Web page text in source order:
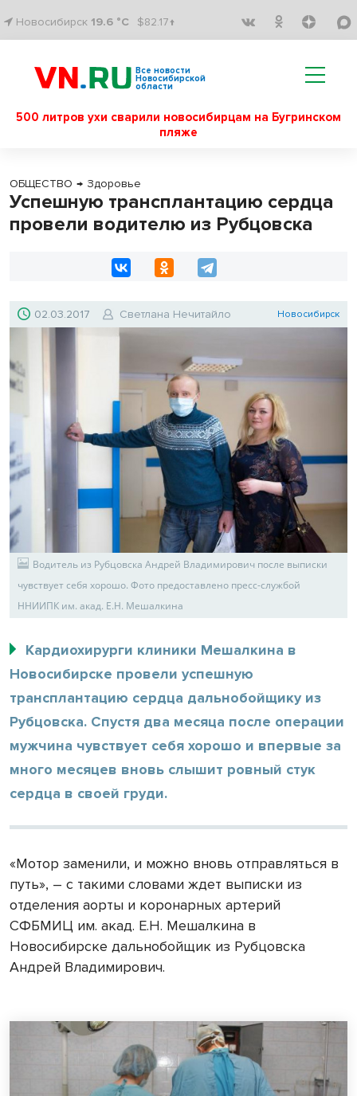
Новосибирск 19.6 °C $82.17↑
Все новости
Новосибирской
области
500 литров ухи сварили новосибирцам на Бугринском
пляже
ОБЩЕСТВО → Здоровье
Успешную трансплантацию сердца
провели водителю из Рубцовска
02.03.2017 Светлана Нечитайло Новосибирск
Водитель из Рубцовска Андрей Владимирович после выписки
чувствует себя хорошо. Фото предоставлено пресс-службой
ННИИПК им. акад. Е.Н. Мешалкина
Кардиохирурги клиники Мешалкина в
Новосибирске провели успешную
трансплантацию сердца дальнобойщику из
Рубцовска. Спустя два месяца после операции
мужчина чувствует себя хорошо и впервые за
много месяцев вновь слышит ровный стук
сердца в своей груди.
«Мотор заменили, и можно вновь отправляться в
путь», – с такими словами ждет выписки из
отделения аорты и коронарных артерий
СФБМИЦ им. акад. Е.Н. Мешалкина в
Новосибирске дальнобойщик из Рубцовска
Андрей Владимирович.